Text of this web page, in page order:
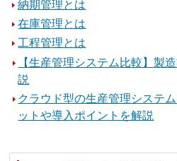
納期管理とは
在庫管理とは
工程管理とは
【生産管理システム比較】製
説
クラウド型の生産管理システ
ットや導入ポイントを解説